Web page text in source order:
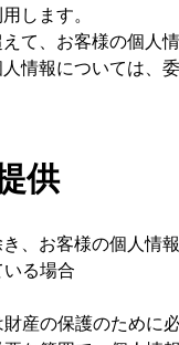
します。
て、お客様の個人
情報については、
供
、お客様の個人情
る場合
産の保護のために